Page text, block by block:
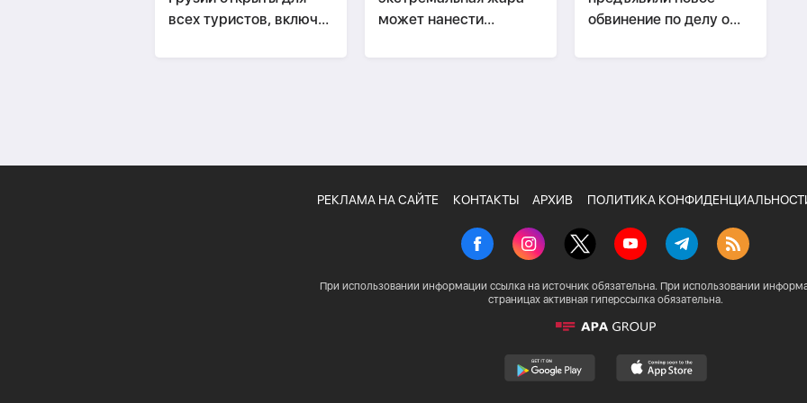
всех туристов, включая
может нанести
ущерб в €800 млрд
обвинение по делу о
млн
РЕКЛАМА НА САЙТЕ КОНТАКТЫ АРХИВ ПОЛИТИКА
При использовании информации ссылка на источник обязательна. При использовании
страницах активная гиперссылка обязательна.